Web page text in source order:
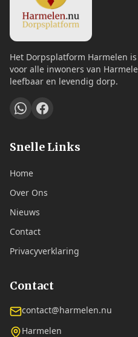
Het Dorpsplatform Harmelen
voor alle inwoners van
leefbaar en levendig dorp.
Snelle Links
Home
Over Ons
Nieuws
Contact
Privacyverklaring
Contact
contact@harmelen.nu
Harmelen